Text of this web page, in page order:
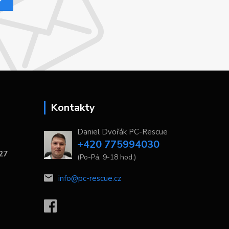
Kontakty
Daniel Dvořák PC-Rescue
+420 775994030
(Po-Pá, 9-18 hod.)
info@pc-rescue.cz